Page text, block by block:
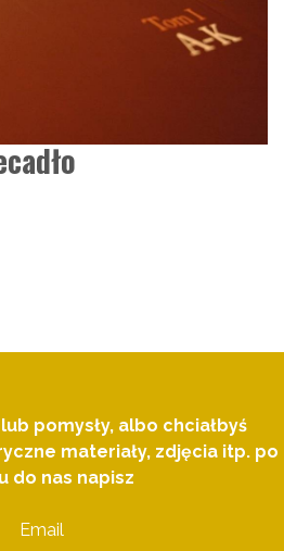
pomysły, albo chciałbyś
materiały, zdjęcia itp. po
do nas napisz
Email